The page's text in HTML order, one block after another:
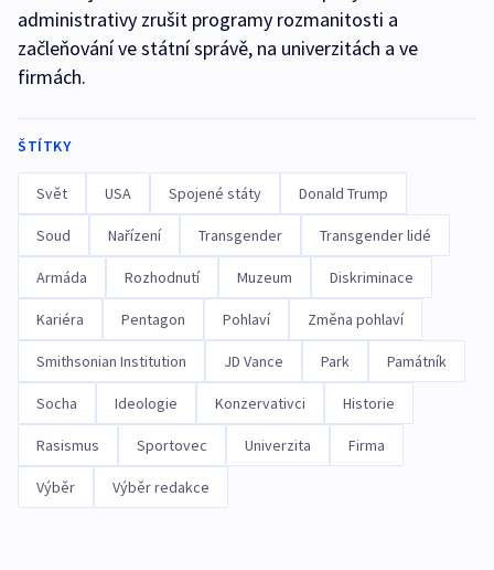
administrativy zrušit programy rozmanitosti a
začleňování ve státní správě, na univerzitách a ve
firmách.
ŠTÍTKY
Svět USA Spojené státy Donald Trump
Soud Nařízení Transgender Transgender lidé
Armáda Rozhodnutí Muzeum Diskriminace
Kariéra Pentagon Pohlaví Změna pohlaví
Smithsonian Institution JD Vance Park Památník
Socha Ideologie Konzervativci Historie
Rasismus Sportovec Univerzita Firma
Výběr Výběr redakce